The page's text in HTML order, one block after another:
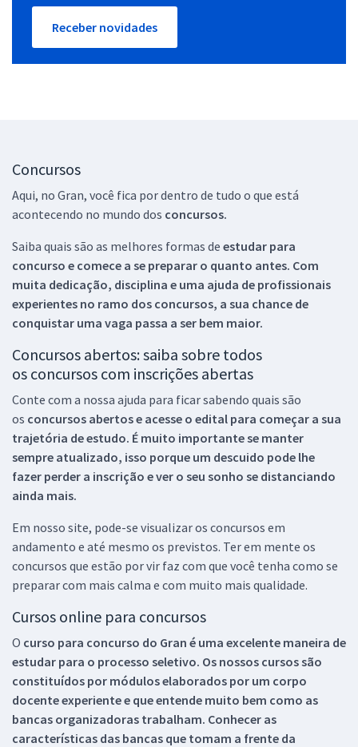
Receber novidades
Concursos
Aqui, no Gran, você fica por dentro de tudo o que está
acontecendo no mundo dos concursos.
Saiba quais são as melhores formas de estudar para
concurso e comece a se preparar o quanto antes. Com
muita dedicação, disciplina e uma ajuda de profissionais
experientes no ramo dos concursos, a sua chance de
conquistar uma vaga passa a ser bem maior.
Concursos abertos: saiba sobre todos
os concursos com inscrições abertas
Conte com a nossa ajuda para ficar sabendo quais são
os concursos abertos e acesse o edital para começar a sua
trajetória de estudo. É muito importante se manter
sempre atualizado, isso porque um descuido pode lhe
fazer perder a inscrição e ver o seu sonho se distanciando
ainda mais.
Em nosso site, pode-se visualizar os concursos em
andamento e até mesmo os previstos. Ter em mente os
concursos que estão por vir faz com que você tenha como se
preparar com mais calma e com muito mais qualidade.
Cursos online para concursos
O curso para concurso do Gran é uma excelente maneira de
estudar para o processo seletivo. Os nossos cursos são
constituídos por módulos elaborados por um corpo
docente experiente e que entende muito bem como as
bancas organizadoras trabalham. Conhecer as
características das bancas que tomam a frente da